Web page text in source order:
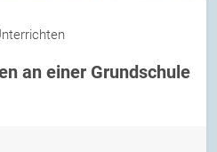
an einer Grundschule